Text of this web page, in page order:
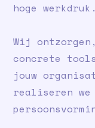
hoge werkdruk.
Wij
concrete
jouw
realiseren we